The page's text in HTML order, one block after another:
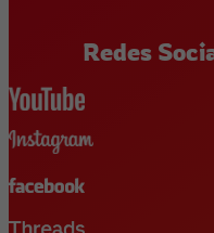
Redes